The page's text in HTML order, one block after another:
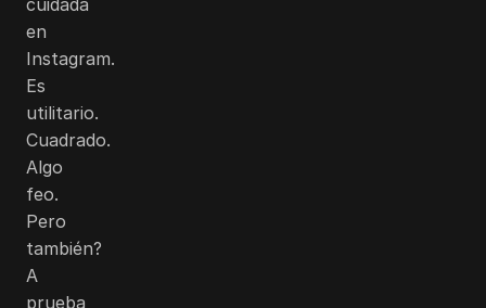
en
Instagram.
Es
utilitario.
Cuadrado.
Algo
feo.
Pero
también?
A
prueba